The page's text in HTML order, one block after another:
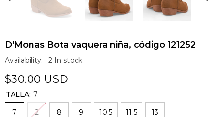
D'Monas Bota vaquera niña, código 121252
Availability: 2 In stock
$30.00 USD
TALLA: 7
7 2 8 9 10.5 11.5 13